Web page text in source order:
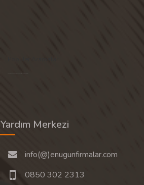
Yardım Merkezi
info(@)enugunfirmalar.com
0850 302 2313